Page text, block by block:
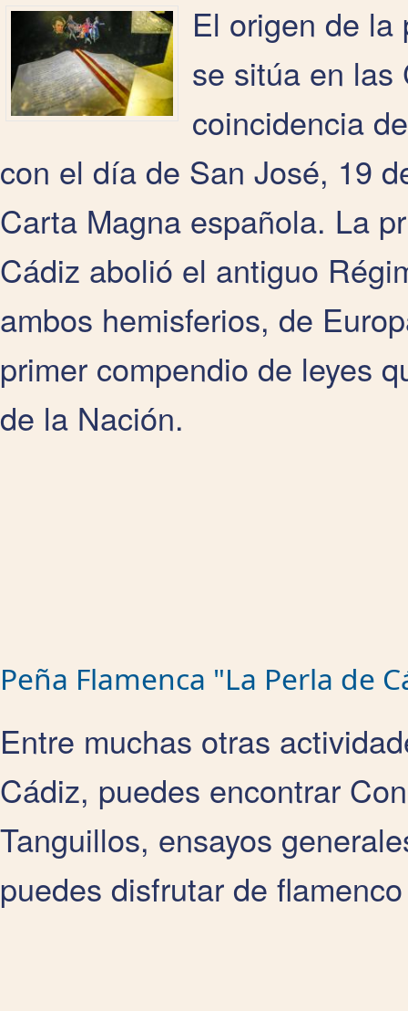
El origen de
se sitúa en las
coincidencia
con el día de San José, 19
Carta Magna española. La
Cádiz abolió el antiguo
ambos hemisferios, de
primer compendio de leyes
de la Nación.
Peña Flamenca "La Perla de
Entre muchas otras
Cádiz, puedes encontrar
Tanguillos, ensayos
puedes disfrutar de